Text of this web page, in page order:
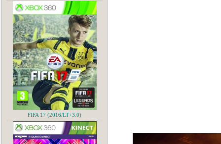
FIFA 17 (2016/LT+3.0)